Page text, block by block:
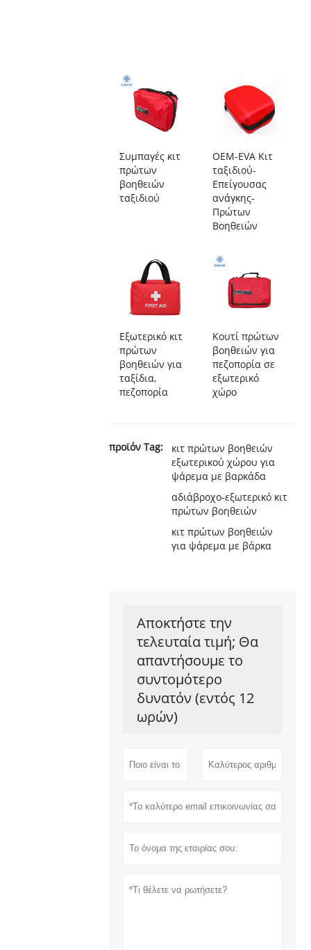
Συμπαγές κιτ
πρώτων
βοηθειών
ταξιδιού
OEM-EVA Κιτ
ταξιδιού-
Επείγουσας
ανάγκης-
Πρώτων
Βοηθειών
Εξωτερικό κιτ
πρώτων
βοηθειών για
ταξίδια,
πεζοπορία
Κουτί πρώτων
βοηθειών για
πεζοπορία σε
εξωτερικό
χώρο
προϊόν Tag:
κιτ πρώτων βοηθειών
εξωτερικού χώρου για
ψάρεμα με βαρκάδα
αδιάβροχο-εξωτερικό κιτ
πρώτων βοηθειών
κιτ πρώτων βοηθειών
για ψάρεμα με βάρκα
Αποκτήστε την
τελευταία τιμή; Θα
απαντήσουμε το
συντομότερο
δυνατόν (εντός 12
ωρών)